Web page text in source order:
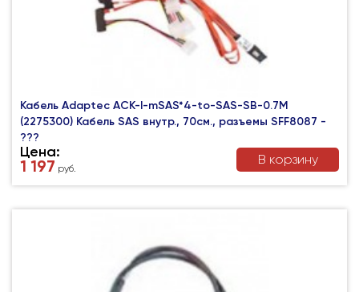
Кабель Adaptec ACK-I-mSAS*4-to-SAS-SB-0.7M
(2275300) Кабель SAS внутр., 70см., разъемы SFF8087 -
???
Цена:
1 197 руб.
В корзину